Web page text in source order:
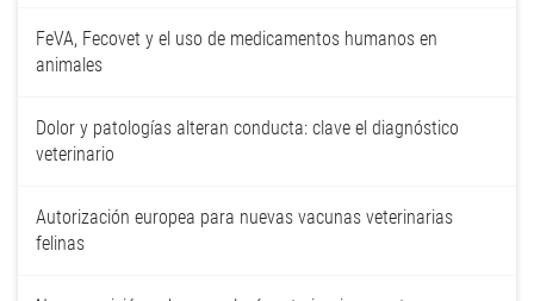
FeVA, Fecovet y el uso de medicamentos humanos en
animales
Dolor y patologías alteran conducta: clave el diagnóstico
veterinario
Autorización europea para nuevas vacunas veterinarias
felinas